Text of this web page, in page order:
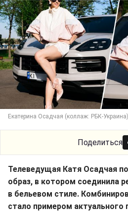
Екатерина Осадчая (коллаж: РБК-Украина)
Поделиться
Телеведущая Катя Осадчая
образ, в котором соединила
в бельевом стиле.
стало примером актуального